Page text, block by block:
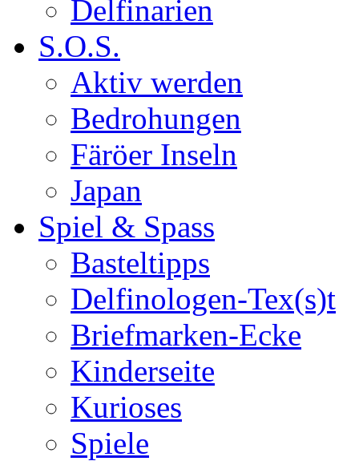
Delfinarien
S.O.S.
Aktiv werden
Bedrohungen
Färöer Inseln
Japan
Spiel & Spass
Basteltipps
Delfinologen-Tex(s)t
Briefmarken-Ecke
Kinderseite
Kurioses
Spiele